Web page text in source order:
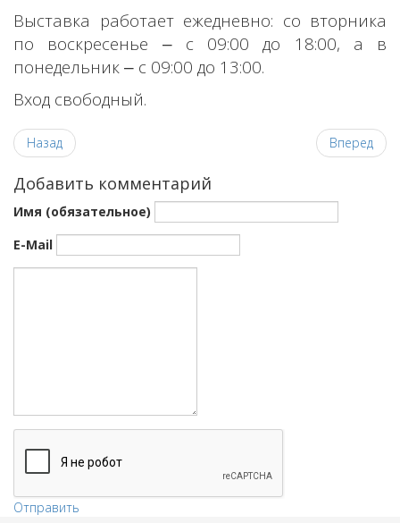
Выставка работает ежедневно: со вторника
по воскресенье ‒ с 09:00 до 18:00, а в
понедельник ‒ с 09:00 до 13:00.
Вход свободный.
Назад Вперед
Добавить комментарий
Имя (обязательное)
E-Mail
Отправить